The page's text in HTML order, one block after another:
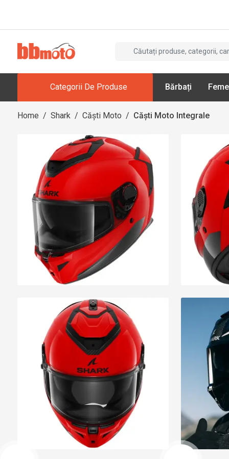
Categorii De Produse Bărbați
Home / Shark / Căști Moto / Căști Moto Integrale